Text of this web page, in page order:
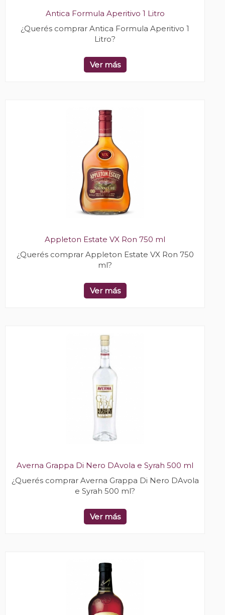
Antica Formula Aperitivo 1 Litro
¿Querés comprar Antica Formula Aperitivo 1
Litro?
Ver más
Appleton Estate VX Ron 750 ml
¿Querés comprar Appleton Estate VX Ron 750
ml?
Ver más
Averna Grappa Di Nero DAvola e Syrah 500 ml
¿Querés comprar Averna Grappa Di Nero DAvola
e Syrah 500 ml?
Ver más